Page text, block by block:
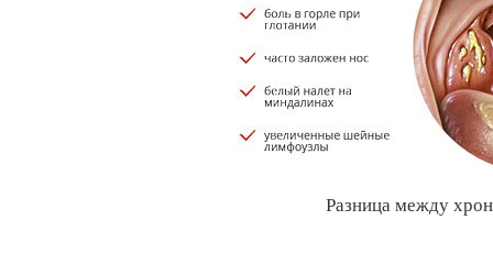
Разница между